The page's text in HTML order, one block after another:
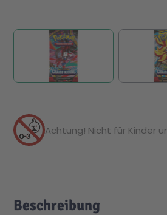
Achtung! Nicht für Kinder
Beschreibung